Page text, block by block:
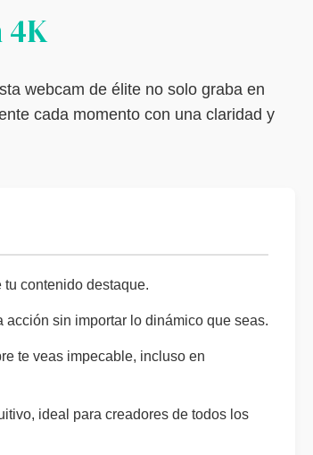
4K
webcam de élite no solo graba en
cada momento con una claridad y
contenido destaque.
sin importar lo dinámico que seas.
te veas impecable, incluso en
ideal para creadores de todos los